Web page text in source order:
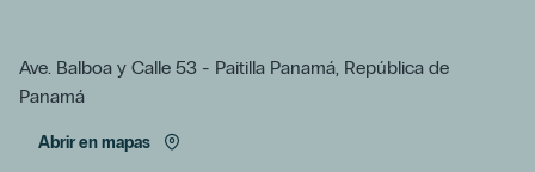
Ave. Balboa y Calle 53 - Paitilla Panamá, República de
Panamá
Abrir en mapas